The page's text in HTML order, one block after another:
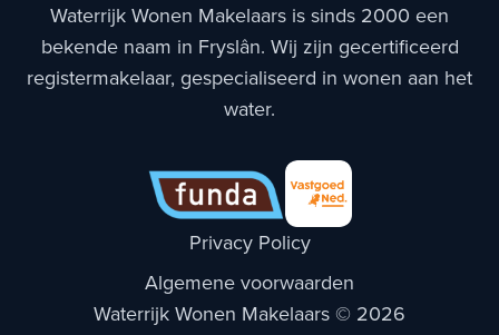
Waterrijk Wonen Makelaars is sinds 2000 een
bekende naam in Fryslân. Wij zijn gecertificeerd
registermakelaar, gespecialiseerd in wonen aan het
water.
Waterrijk Wonen Makelaars © 2026
Privacy Policy
Algemene voorwaarden